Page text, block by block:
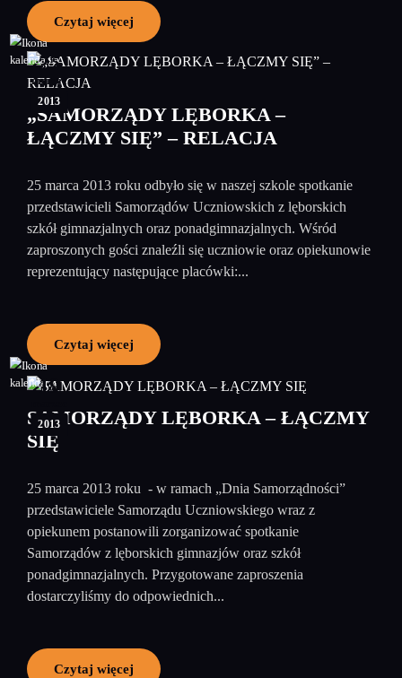
Czytaj więcej
25
marzec
2013
„SAMORZĄDY LĘBORKA –
ŁĄCZMY SIĘ” – RELACJA
25 marca 2013 roku odbyło się w naszej szkole spotkanie
przedstawicieli Samorządów Uczniowskich z lęborskich
szkół gimnazjalnych oraz ponadgimnazjalnych. Wśród
zaproszonych gości znaleźli się uczniowie oraz opiekunowie
reprezentujący następujące placówki:...
Czytaj więcej
19
2013
SAMORZĄDY LĘBORKA – ŁĄCZMY
SIĘ
25 marca 2013 roku - w ramach „Dnia Samorządności”
przedstawiciele Samorządu Uczniowskiego wraz z
opiekunem postanowili zorganizować spotkanie
Samorządów z lęborskich gimnazjów oraz szkół
ponadgimnazjalnych. Przygotowane zaproszenia
dostarczyliśmy do odpowiednich...
Czytaj więcej